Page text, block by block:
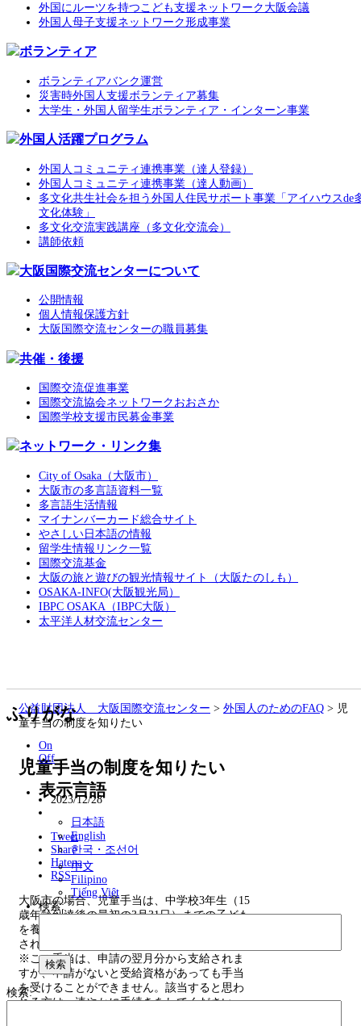
外国にルーツを持つこども支援ネットワーク大阪会議
外国人母子支援ネットワーク形成事業
ボランティア
ボランティアバンク運営
災害時外国人支援ボランティア募集
大学生・外国人留学生ボランティア・インターン事業
外国人活躍プログラム
外国人コミュニティ連携事業（達人登録）
外国人コミュニティ連携事業（達人動画）
多文化共生社会を担う外国人住民サポート事業「アイハウスde
文化体験」
多文化交流実践講座（多文化交流会）
講師依頼
大阪国際交流センターについて
公開情報
個人情報保護方針
大阪国際交流センターの職員募集
共催・後援
国際交流促進事業
国際交流協会ネットワークおおさか
国際学校支援市民募金事業
ネットワーク・リンク集
City of Osaka（大阪市）
大阪市の多言語資料一覧
多言語生活情報
マイナンバーカード総合サイト
やさしい日本語の情報
留学生情報リンク一覧
国際交流基金
大阪の旅と遊びの観光情報サイト（大阪たのしも）
OSAKA-INFO(大阪観光局）
IBPC OSAKA（IBPC大阪）
太平洋人材交流センター
ふりがな
On
Off
表示言語
日本語
English
한국・조선어
中文
Filipino
Tiếng Việt
検索:
検索:
公益財団法人 大阪国際交流センター > 外国人のためのFAQ > 児
童手当の制度を知りたい
児童手当の制度を知りたい
2023/12/28
Tweet
Share
Hatena
RSS
大阪市の場合、児童手当は、中学校3年生（15
歳年齢到達後の最初の3月31日）までの子ども
を養育している方に、1人目の子どもから支給
されます。
※この手当は、申請の翌月分から支給されま
すが、申請がないと受給資格があっても手当
を受けることができません。該当すると思わ
れる方は、速やかに手続きをしてください。